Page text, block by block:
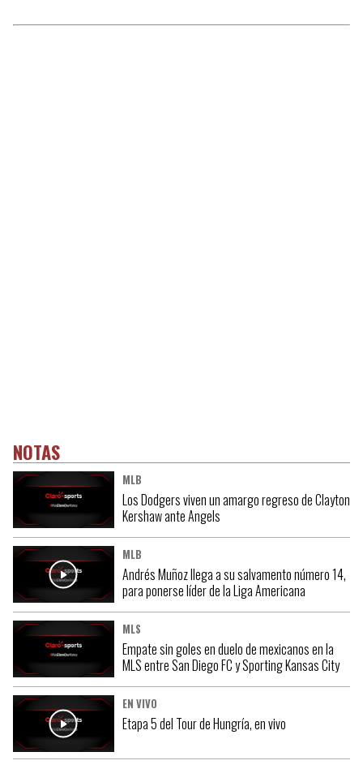
NOTAS
MLB
Los Dodgers viven un amargo regreso de Clayton
Kershaw ante Angels
MLB
Andrés Muñoz llega a su salvamento número 14,
para ponerse líder de la Liga Americana
MLS
Empate sin goles en duelo de mexicanos en la
MLS entre San Diego FC y Sporting Kansas City
EN VIVO
Etapa 5 del Tour de Hungría, en vivo